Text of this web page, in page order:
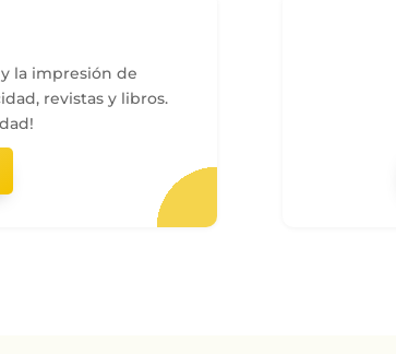
la impresión de
revistas y libros.